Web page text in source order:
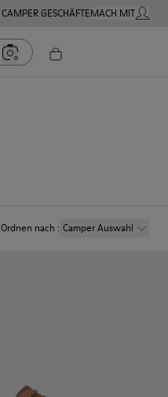
CAMPER GESCHÄFTEMACH MITMEIN
Ordnen nach : Camper Auswahl